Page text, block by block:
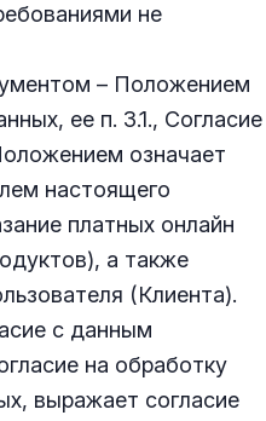
не
– Положением
ее п. 3.1., Согласие
означает
настоящего
платных онлайн
а также
(Клиента).
с данным
на обработку
выражает согласие